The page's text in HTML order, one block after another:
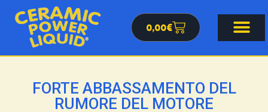
0,00€
FORTE ABBASSAMENTO DEL
RUMORE DEL MOTORE